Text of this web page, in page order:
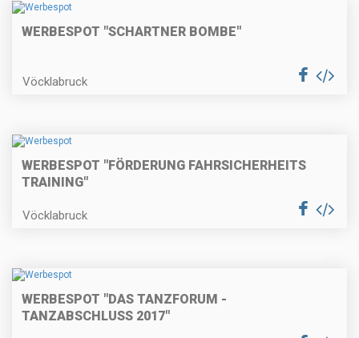
WERBESPOT "SCHARTNER BOMBE"
Vöcklabruck
WERBESPOT "FÖRDERUNG FAHRSICHERHEITS
TRAINING"
Vöcklabruck
WERBESPOT "DAS TANZFORUM -
TANZABSCHLUSS 2017"